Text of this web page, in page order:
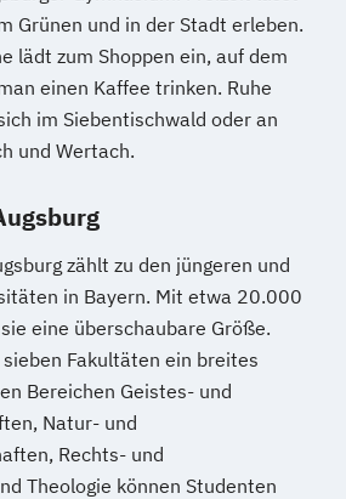
Grünen und in der Stadt erleben.
lädt zum Shoppen ein, auf dem
einen Kaffee trinken. Ruhe
im Siebentischwald oder an
und Wertach.
zählt zu den jüngeren und
in Bayern. Mit etwa 20.000
eine überschaubare Größe.
Fakultäten ein breites
Bereichen Geistes- und
Natur- und
Rechts- und
Theologie können Studenten